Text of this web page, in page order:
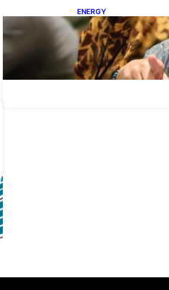
ENERGY
IESR:
Terpadu jadi
Percepatan PLTS